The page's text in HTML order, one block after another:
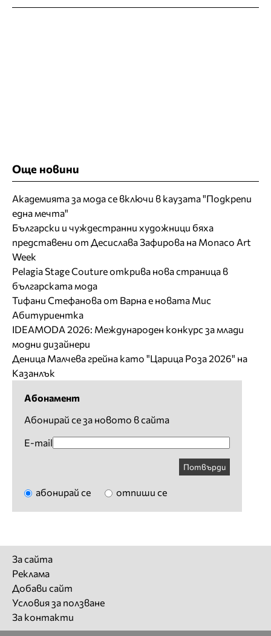
Още новини
Академията за мода се включи в каузата "Подкрепи
една мечта"
Български и чуждестранни художници бяха
представени от Десислава Зафирова на Monaco Art
Week
Pelagia Stage Couture открива нова страница в
българската мода
Тифани Стефанова от Варна е новата Мис
Абитуриентка
IDEAMODA 2026: Международен конкурс за млади
модни дизайнери
Деница Малчева грейна като "Царица Роза 2026" на
Казанлък
Абонамент
Абонирай се за новото в сайта
E-mail
Потвърди
абонирай се отпиши се
За сайта
Реклама
Добави сайт
Условия за ползване
За контакти